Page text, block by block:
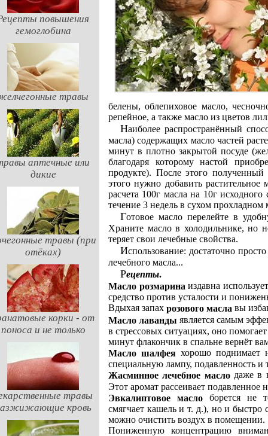
повышения
гемоглобина
травы
аптечные или
дикие
травы (при
отёках)
корки - от
поноса и не только
травы
кровь
белены, облепиховое масло,
репейное, а также масло из цветов
Наиболее распространённый способ приготовления лечебных масел: 1 ст. л. (на 100г
масла) содержащих масло частей
минут в плотно закрытой посуде
благодаря которому настой
продукте). После этого
этого нужно добавить
расчета 100г масла на 10г
течение 3 недель в сухом прохладном
Готовое масло перелейте в удобную посуду. Хорошо, если это будет тёмное стекло.
Храните масло в холодильнике, но
теряет свои лечебные свойства.
Использование: достаточно просто открыть флакончик и вдохнуть несколько раз аромат
лечебного масла...
Рецепты.
Масло розмарина издавна
средство против усталости и
Вдыхая запах розового масла вы
Масло лаванды является самым
в стрессовых ситуациях, оно
минут флакончик в спальне вернёт
Масло шалфея хорошо поднимает
специальную лампу, подавленность и
Жасминное лечебное маслодаже в
Этот аромат рассеивает подавленное
Эвкалиптовое маслоборется не
смягчает кашель и т. д.), но и
можно очистить воздух в помещении.
Пониженную концентрацию